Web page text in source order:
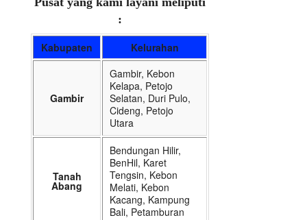
:
Kabupaten Kelurahan
Gambir
Gambir, Kebon
Kelapa, Petojo
Selatan, Duri Pulo,
Cideng, Petojo
Utara
Tanah
Abang
Bendungan Hilir,
BenHil, Karet
Tengsin, Kebon
Melati, Kebon
Kacang, Kampung
Bali, Petamburan